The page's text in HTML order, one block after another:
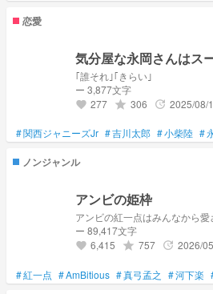
恋愛
気分屋な永岡さんはス
｢誰それ｣｢きらい｣
ー 3,877文字
favorite 277 grade 306 update 2025/08/
#関西ジャニーズJr #吉川太郎 #小柴陸 #
ノンジャンル
アンビの姫枠
アンビの紅一点はみんなから愛
ー 89,417文字
favorite 6,415 grade 757 update 2026/
#紅一点 #AmBitious #真弓孟之 #河下楽